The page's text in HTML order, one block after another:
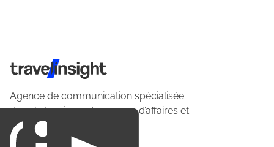
Travel Insight
Agence de communication spécialisée
dans le tourisme du voyage d’affaires et
du loisirs.